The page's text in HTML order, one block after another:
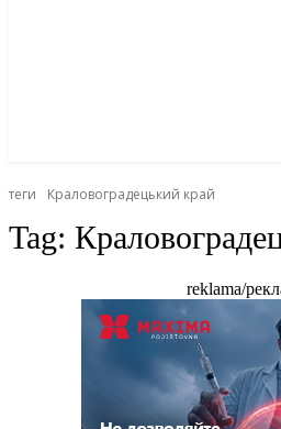
теги Краловоградецький край
Tag:
reklama/